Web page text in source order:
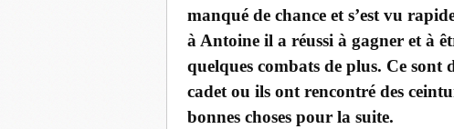
manqué de chance et s’est vu
à Antoine il a réussi à gagner et à
quelques combats de plus. Ce sont
cadet ou ils ont rencontré des
bonnes choses pour la suite.